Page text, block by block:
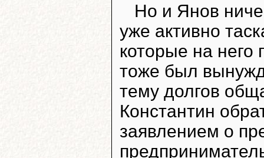
Но и Янов
уже активно
которые на
тоже был
тему долгов
Константин
заявлением о